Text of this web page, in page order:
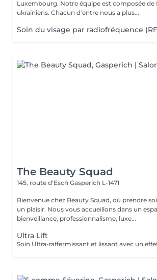
Luxembourg. Notre équipe est composée de PROspécialistes
ukrainiens. Chacun d'entre nous a plus...
Soin du visage par radiofréquence
The Beauty Squad
145, route d'Esch Gasperich L-1471
Bienvenue chez Beauty Squad, où prendre
un plaisir. Nous vous accueillons dans un
bienveillance, professionnalisme, luxe...
Ultra Lift